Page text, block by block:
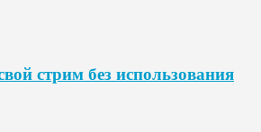
стрим без использования